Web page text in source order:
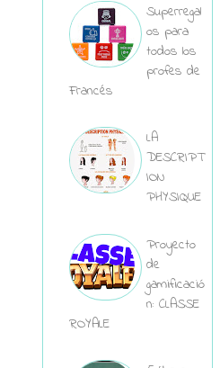
Superregal
os para
todos los
profes de
Francés
LA
DESCRIPT
ION
PHYSIQUE
Proyecto
de
gamificació
n: CLASSE
ROYALE